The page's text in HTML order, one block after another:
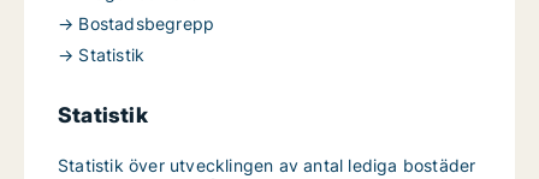
→ Bostadsbegrepp
→ Statistik
Statistik
Statistik över utvecklingen av antal lediga bostäder